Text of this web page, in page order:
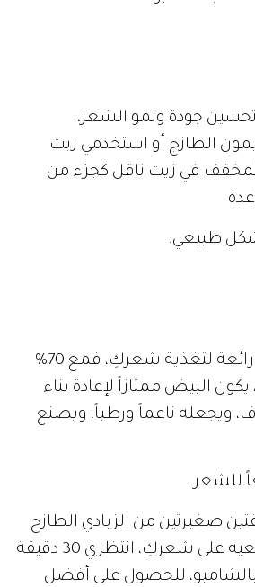
جودة ونمو الشعر،
الطازج أو استخدمي زيت
في زيت ناقل كجزء من
طبيعي.
قناع البيض طريقة رائعة لتغذية شعركِ، فمع 70٪
يكون البيض ممتازاً لإعادة بناء
ويجعله ناعماً ورطباً، ويصنع
للشعر.
صغيرتين من الزبادي الطازج
لعمل معجون، وضعيه على شعركِ، انتظري 30 دقيقة
للحصول على أفضل